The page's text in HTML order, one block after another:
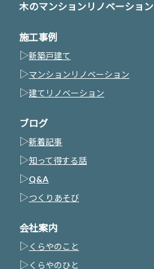
木のマンションリノベーション
施工事例
▷新築戸建て
▷マンションリノベーション
▷建てリノベーション
ブログ
▷新着記事
▷知って得する話
▷Q&A
▷つくりあそび
会社案内
▷ くらやのこと
▷ くらやのひと